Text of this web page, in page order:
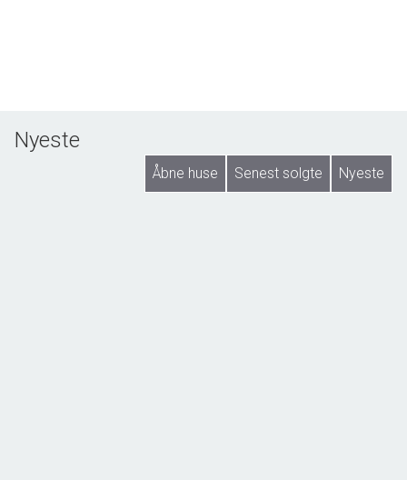
Nyeste
Åbne huse Senest solgte Nyeste